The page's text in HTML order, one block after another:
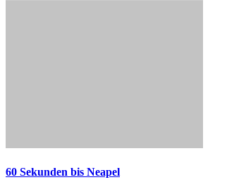
60 Sekunden bis Neapel